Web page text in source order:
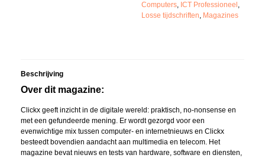
Computers, ICT Professioneel ,
Losse tijdschriften, Magazines
Beschrijving
Over dit magazine:
Clickx geeft inzicht in de digitale wereld: praktisch, no-nonsense en
met een gefundeerde mening. Er wordt gezorgd voor een
evenwichtige mix tussen computer- en internetnieuws en Clickx
besteedt bovendien aandacht aan multimedia en telecom. Het
magazine bevat nieuws en tests van hardware, software en diensten,